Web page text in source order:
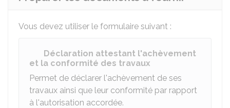
Vous devez utiliser le formulaire suivant :
Déclaration attestant l'achèvement
et la conformité des travaux
Permet de déclarer l'achèvement de ses
travaux ainsi que leur conformité par rapport
à l'autorisation accordée.